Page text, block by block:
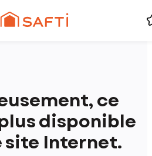
ce
disponible
site Internet.